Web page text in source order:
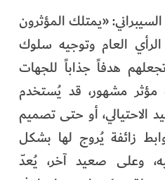
«يمتلك المؤثرون
العام وتوجيه سلوك
هدفاً جذاباً للجهات
مؤثر مشهور، قد يُستخدم
الاحتيالي، أو حتى تصميم
زائفة يُروج لها بشكل
وعلى صعيد آخر، يُعدّ